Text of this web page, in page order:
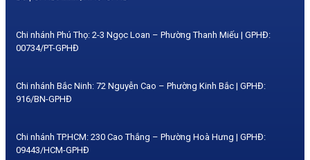
Chi nhánh Phú Thọ: 2-3 Ngọc Loan – Phường Thanh Miếu | GPHĐ:
00734/PT-GPHĐ
Chi nhánh Bắc Ninh: 72 Nguyễn Cao – Phường Kinh Bắc | GPHĐ:
916/BN-GPHĐ
Chi nhánh TP.HCM: 230 Cao Thắng – Phường Hoà Hưng | GPHĐ:
09443/HCM-GPHĐ